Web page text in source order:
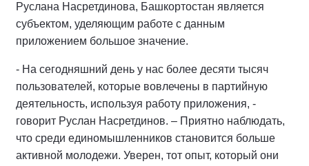
Руслана Насретдинова, Башкортостан является
субъектом, уделяющим работе с данным
приложением большое значение.
- На сегодняшний день у нас более десяти тысяч
пользователей, которые вовлечены в партийную
деятельность, используя работу приложения, -
говорит Руслан Насретдинов. – Приятно наблюдать,
что среди единомышленников становится больше
активной молодежи. Уверен, тот опыт, который они